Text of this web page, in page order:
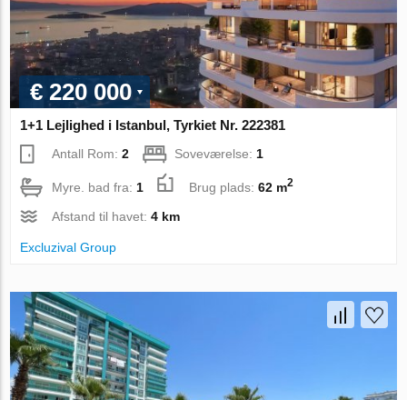
€ 220 000
1+1 Lejlighed i Istanbul, Tyrkiet Nr. 222381
Antall Rom:2 Soveværelse:1
Myre. bad fra: 1 Brug plads:62 m2
Afstand til havet:4 km
Excluzival Group